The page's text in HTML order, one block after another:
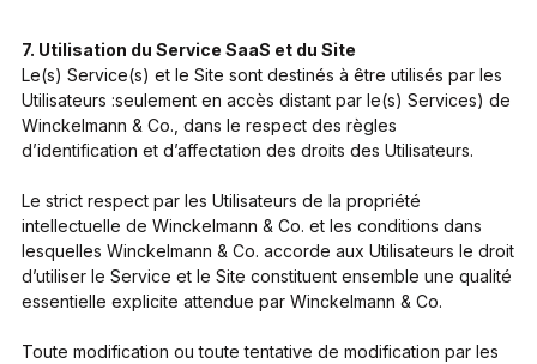
7. Utilisation du Service SaaS et du Site
Le(s) Service(s) et le Site sont destinés à être utilisés par les
Utilisateurs :seulement en accès distant par le(s) Services) de
Winckelmann & Co., dans le respect des règles
d’identification et d’affectation des droits des Utilisateurs.
Le strict respect par les Utilisateurs de la propriété
intellectuelle de Winckelmann & Co. et les conditions dans
lesquelles Winckelmann & Co. accorde aux Utilisateurs le droit
d’utiliser le Service et le Site constituent ensemble une qualité
essentielle explicite attendue par Winckelmann & Co.
Toute modification ou toute tentative de modification par les